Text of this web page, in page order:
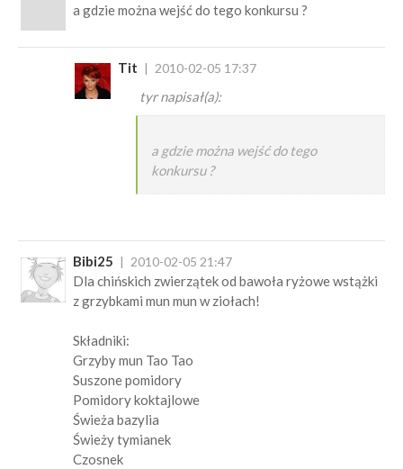
a gdzie można wejść do tego konkursu ?
Tit 2010-02-05 17:37
tyr napisał(a):
a gdzie można wejść do tego
konkursu ?
Bibi25 2010-02-05 21:47
Dla chińskich zwierzątek od bawoła ryżowe wstążki
z grzybkami mun mun w ziołach!
Składniki:
Grzyby mun Tao Tao
Suszone pomidory
Pomidory koktajlowe
Świeża bazylia
Świeży tymianek
Czosnek